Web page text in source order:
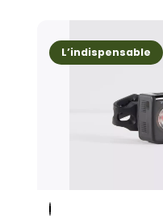
L’indispensable